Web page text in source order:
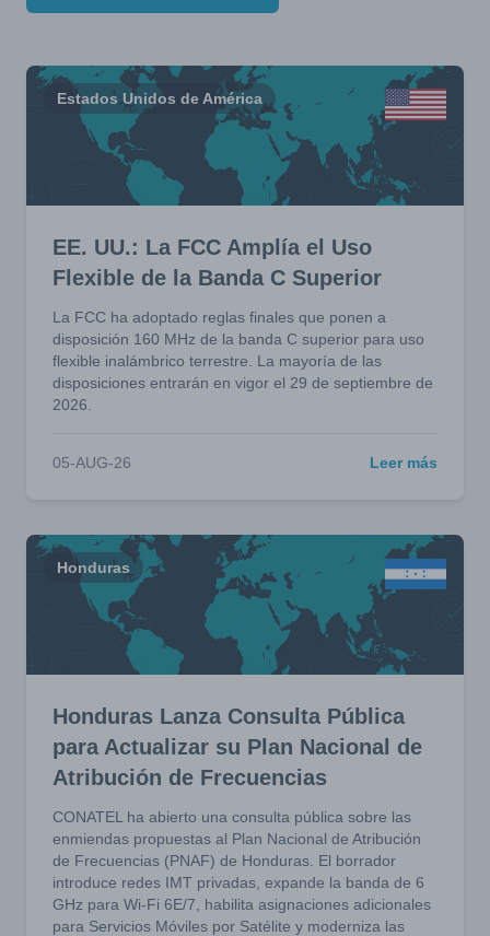
Estados Unidos de América
EE. UU.: La FCC Amplía el Uso
Flexible de la Banda C Superior
La FCC ha adoptado reglas finales que ponen a
disposición 160 MHz de la banda C superior para uso
flexible inalámbrico terrestre. La mayoría de las
disposiciones entrarán en vigor el 29 de septiembre de
2026.
05-AUG-26 Leer más
Honduras
Honduras Lanza Consulta Pública
para Actualizar su Plan Nacional de
Atribución de Frecuencias
CONATEL ha abierto una consulta pública sobre las
enmiendas propuestas al Plan Nacional de Atribución
de Frecuencias (PNAF) de Honduras. El borrador
introduce redes IMT privadas, expande la banda de 6
GHz para Wi-Fi 6E/7, habilita asignaciones adicionales
para Servicios Móviles por Satélite y moderniza las